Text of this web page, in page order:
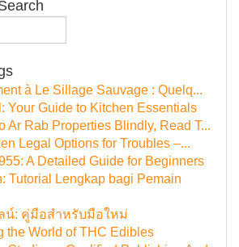
à Le Sillage Sauvage : Quelq...
Your Guide to Kitchen Essentials
Ar Rab Properties Blindly, Read T...
Legal Options for Troubles –...
A Detailed Guide for Beginners
Tutorial Lengkap bagi Pemain
น์: คู่มือสำหรับมือใหม่
the World of THC Edibles